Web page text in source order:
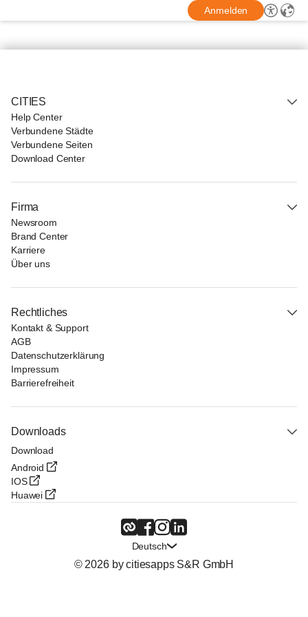
Anmelden
CITIES
Help Center
Verbundene Städte
Verbundene Seiten
Download Center
Firma
Newsroom
Brand Center
Karriere
Über uns
Rechtliches
Kontakt & Support
AGB
Datenschutzerklärung
Impressum
Barrierefreiheit
Downloads
Download
Android
IOS
Huawei
Deutsch
© 2026 by citiesapps S&R GmbH